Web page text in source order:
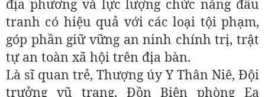
địa phương và lực lượng chức năng đấu
tranh có hiệu quả với các loại tội phạm,
góp phần giữ vững an ninh chính trị, trật
tự an toàn xã hội trên địa bàn.
Là sĩ quan trẻ, Thượng úy Y Thân Niê, Đội
trưởng vũ trang, Đồn Biên phòng Ea